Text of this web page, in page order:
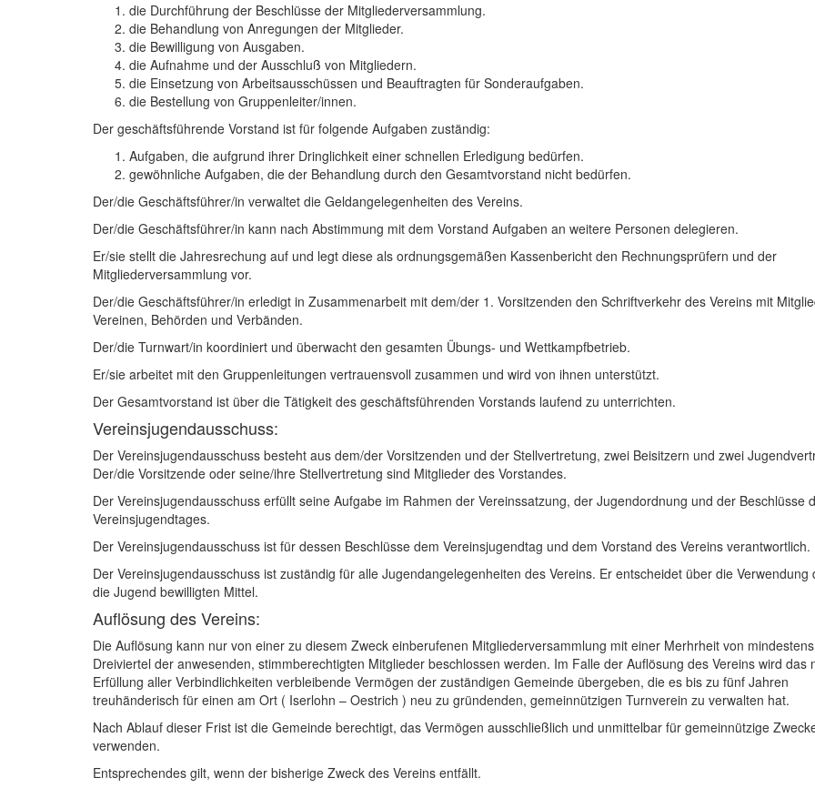
die Durchführung der Beschlüsse der Mitgliederversammlung.
die Behandlung von Anregungen der Mitglieder.
die Bewilligung von Ausgaben.
die Aufnahme und der Ausschluß von Mitgliedern.
die Einsetzung von Arbeitsausschüssen und Beauftragten für Sonderaufgaben.
die Bestellung von Gruppenleiter/innen.
Der geschäftsführende Vorstand ist für folgende Aufgaben zuständig:
Aufgaben, die aufgrund ihrer Dringlichkeit einer schnellen Erledigung bedürfen.
gewöhnliche Aufgaben, die der Behandlung durch den Gesamtvorstand nicht bedürfen.
Der/die Geschäftsführer/in verwaltet die Geldangelegenheiten des Vereins.
Der/die Geschäftsführer/in kann nach Abstimmung mit dem Vorstand Aufgaben an weitere Personen delegieren.
Er/sie stellt die Jahresrechung auf und legt diese als ordnungsgemäßen Kassenbericht den Rechnungsprüfern und der
Mitgliederversammlung vor.
Der/die Geschäftsführer/in erledigt in Zusammenarbeit mit dem/der 1. Vorsitzenden den Schriftverkehr des Vereins mit
Vereinen, Behörden und Verbänden.
Der/die Turnwart/in koordiniert und überwacht den gesamten Übungs- und Wettkampfbetrieb.
Er/sie arbeitet mit den Gruppenleitungen vertrauensvoll zusammen und wird von ihnen unterstützt.
Der Gesamtvorstand ist über die Tätigkeit des geschäftsführenden Vorstands laufend zu unterrichten.
Vereinsjugendausschuss:
Der Vereinsjugendausschuss besteht aus dem/der Vorsitzenden und der Stellvertretung, zwei Beisitzern und zwei
Der/die Vorsitzende oder seine/ihre Stellvertretung sind Mitglieder des Vorstandes.
Der Vereinsjugendausschuss erfüllt seine Aufgabe im Rahmen der Vereinssatzung, der Jugendordnung und der Beschlüsse
Vereinsjugendtages.
Der Vereinsjugendausschuss ist für dessen Beschlüsse dem Vereinsjugendtag und dem Vorstand des Vereins verantwortlich.
Der Vereinsjugendausschuss ist zuständig für alle Jugendangelegenheiten des Vereins. Er entscheidet über die Verwendung
die Jugend bewilligten Mittel.
Auflösung des Vereins:
Die Auflösung kann nur von einer zu diesem Zweck einberufenen Mitgliederversammlung mit einer Merhrheit von mindestens
Dreiviertel der anwesenden, stimmberechtigten Mitglieder beschlossen werden. Im Falle der Auflösung des Vereins wird das
Erfüllung aller Verbindlichkeiten verbleibende Vermögen der zuständigen Gemeinde übergeben, die es bis zu fünf Jahren
treuhänderisch für einen am Ort ( Iserlohn – Oestrich ) neu zu gründenden, gemeinnützigen Turnverein zu verwalten hat.
Nach Ablauf dieser Frist ist die Gemeinde berechtigt, das Vermögen ausschließlich und unmittelbar für gemeinnützige
verwenden.
Entsprechendes gilt, wenn der bisherige Zweck des Vereins entfällt.